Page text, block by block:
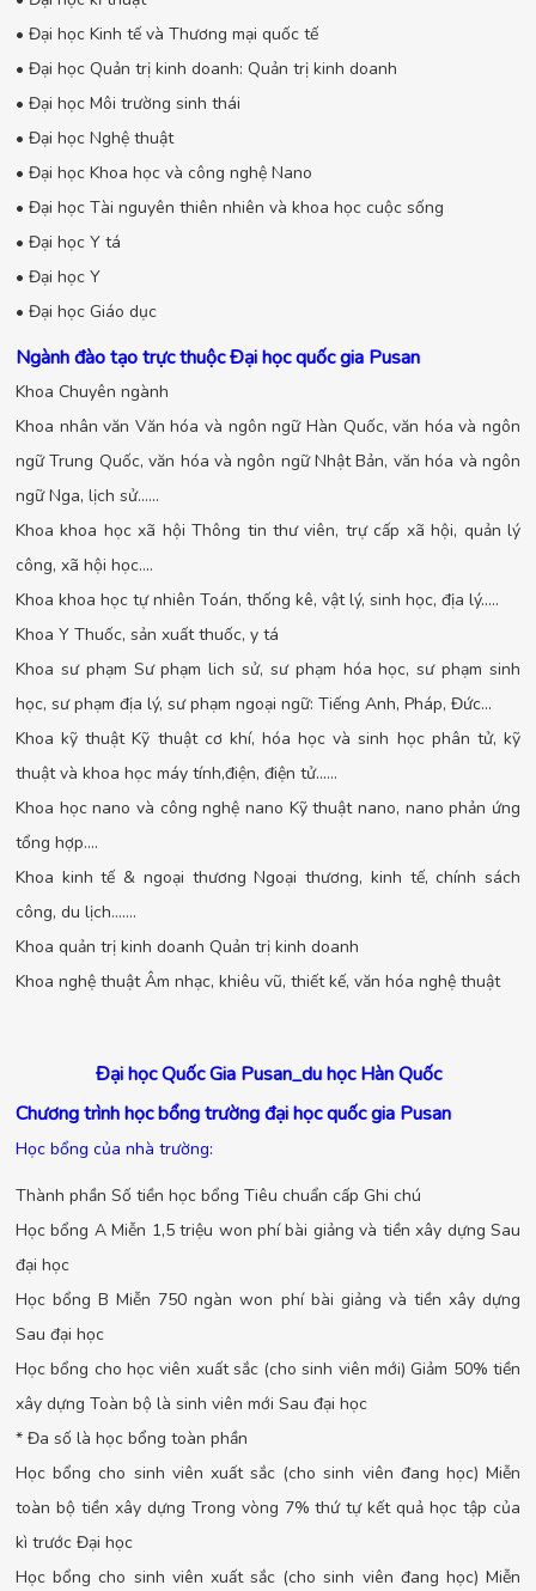
• Đại học Kinh tế và Thương mại quốc tế
• Đại học Quản trị kinh doanh: Quản trị kinh doanh
• Đại học Môi trường sinh thái
• Đại học Nghệ thuật
• Đại học Khoa học và công nghệ Nano
• Đại học Tài nguyên thiên nhiên và khoa học cuộc sống
• Đại học Y tá
• Đại học Y
• Đại học Giáo dục
Ngành đào tạo trực thuộc Đại học quốc gia Pusan
Khoa Chuyên ngành
Khoa nhân văn Văn hóa và ngôn ngữ Hàn Quốc, văn hóa và ngôn
ngữ Trung Quốc, văn hóa và ngôn ngữ Nhật Bản, văn hóa và ngôn
ngữ Nga, lịch sử......
Khoa khoa học xã hội Thông tin thư viên, trự cấp xã hội, quản lý
công, xã hội học....
Khoa khoa học tự nhiên Toán, thống kê, vật lý, sinh học, địa lý.....
Khoa Y Thuốc, sản xuất thuốc, y tá
Khoa sư phạm Sư phạm lich sử, sư phạm hóa học, sư phạm sinh
học, sư phạm địa lý, sư phạm ngoại ngữ: Tiếng Anh, Pháp, Đức...
Khoa kỹ thuật Kỹ thuật cơ khí, hóa học và sinh học phân tử, kỹ
thuật và khoa học máy tính,điện, điện tử......
Khoa học nano và công nghệ nano Kỹ thuật nano, nano phản ứng
tổng hợp....
Khoa kinh tế & ngoại thương Ngoại thương, kinh tế, chính sách
công, du lịch.......
Khoa quản trị kinh doanh Quản trị kinh doanh
Khoa nghệ thuật Âm nhạc, khiêu vũ, thiết kế, văn hóa nghệ thuật
Đại học Quốc Gia Pusan_du học Hàn Quốc
Chương trình học bổng trường đại học quốc gia Pusan
Học bổng của nhà trường:
Thành phần Số tiền học bổng Tiêu chuẩn cấp Ghi chú
Học bổng A Miễn 1,5 triệu won phí bài giảng và tiền xây dựng Sau
đại học
Học bổng B Miễn 750 ngàn won phí bài giảng và tiền xây dựng
Sau đại học
Học bổng cho học viên xuất sắc (cho sinh viên mới) Giảm 50% tiền
xây dựng Toàn bộ là sinh viên mới Sau đại học
* Đa số là học bổng toàn phần
Học bổng cho sinh viên xuất sắc (cho sinh viên đang học) Miễn
toàn bộ tiền xây dựng Trong vòng 7% thứ tự kết quả học tập của
kì trước Đại học
Học bổng cho sinh viên xuất sắc (cho sinh viên đang học) Miễn